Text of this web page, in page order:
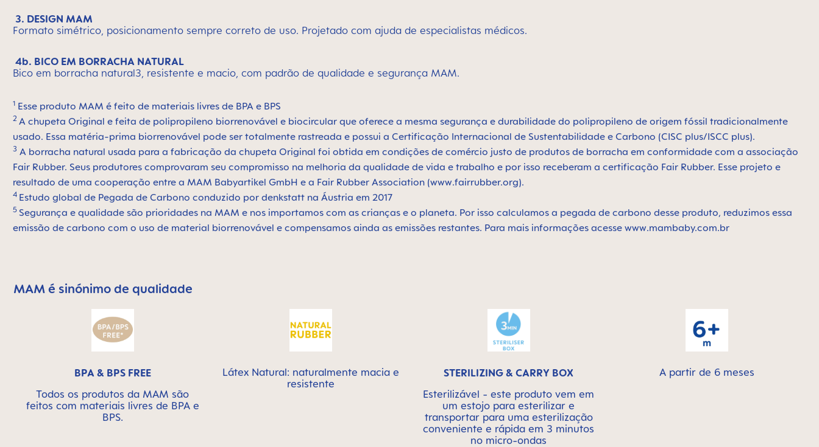
3. DESIGN MAM
Formato simétrico, posicionamento sempre correto de uso. Projetado com ajuda de especialistas médicos.
4b. BICO EM BORRACHA NATURAL
Bico em borracha natural3, resistente e macio, com padrão de qualidade e segurança MAM.
1 Esse produto MAM é feito de materiais livres de BPA e BPS
2 A chupeta Original e feita de polipropileno biorrenovável e biocircular que oferece a mesma segurança e durabilidade do polipropileno de origem fóssil tradicionalmente
usado. Essa matéria-prima biorrenovável pode ser totalmente rastreada e possui a Certificação Internacional de Sustentabilidade e Carbono (CISC plus/ISCC plus).
3 A borracha natural usada para a fabricação da chupeta Original foi obtida em condições de comércio justo de produtos de borracha em conformidade com a associação
Fair Rubber. Seus produtores comprovaram seu compromisso na melhoria da qualidade de vida e trabalho e por isso receberam a certificação Fair Rubber. Esse projeto e
resultado de uma cooperação entre a MAM Babyartikel GmbH e a Fair Rubber Association (www.fairrubber.org).
4 Estudo global de Pegada de Carbono conduzido por denkstatt na Áustria em 2017
5 Segurança e qualidade são prioridades na MAM e nos importamos com as crianças e o planeta. Por isso calculamos a pegada de carbono desse produto, reduzimos essa
emissão de carbono com o uso de material biorrenovável e compensamos ainda as emissões restantes. Para mais informações acesse www.mambaby.com.br
Skip MAM Means Quality Icon Bar
MAM é sinónimo de qualidade
BPA & BPS FREE
Todos os produtos da MAM são
feitos com materiais livres de BPA e
BPS.
Látex Natural: naturalmente macia e
resistente
STERILIZING & CARRY BOX
Esterilizável - este produto vem em
um estojo para esterilizar e
transportar para uma esterilização
conveniente e rápida em 3 minutos
no micro-ondas
A partir de 6 meses